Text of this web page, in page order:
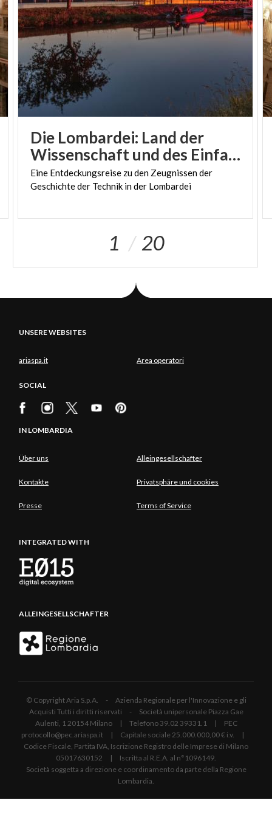
Die Lombardei: Land der
Wissenschaft und des Einfallsreichtums
Eine Entdeckungsreise zuden Zeugnissender
Geschichteder Technik inder Lombardei
1 20
UNSERE WEBSITES
ariaspa.it Area operatori
SOCIAL
IN LOMBARDIA
Über uns Alleingesellschafter
Kontakte Privatsphäre und cookies
Presse Terms of Service
INTEGRATED WITH
ALLEINGESELLSCHAFTER
© Copyright Aria S.p.A. - Azienda Regionale per l'Innovazione e gli
Acquisti Tutti i diritti riservati - Società unipersonale Piazza Gae
Aulenti, 1 20154 Milano | Telefono 39.02 39331.1 | PEC
protocollo@pec.ariaspa.it | Capitale sociale 25.000.000,00 € i.v. |
Codice Fiscale, Partita IVA, Iscrizione Registro delle Imprese di Milano
05017630152 | Iscritta al R.E.A. al n°1096149.
Società soggetta a direzione e coordinamento da parte della Regione
Lombardia.